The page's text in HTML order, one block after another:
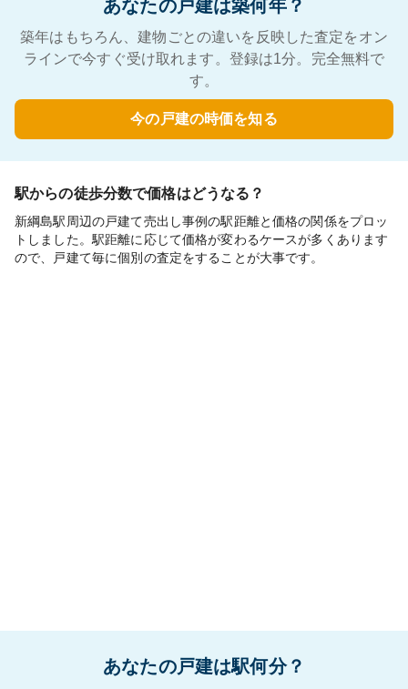
あなたの戸建は築何年？
築年はもちろん、建物ごとの違いを反映した査定をオン
ラインで今すぐ受け取れます。登録は1分。完全無料で
す。
今の戸建の時価を知る
駅からの徒歩分数で価格はどうなる？
新綱島駅周辺の戸建て売出し事例の駅距離と価格の関係をプロッ
トしました。駅距離に応じて価格が変わるケースが多くあります
ので、戸建て毎に個別の査定をすることが大事です。
あなたの戸建は駅何分？